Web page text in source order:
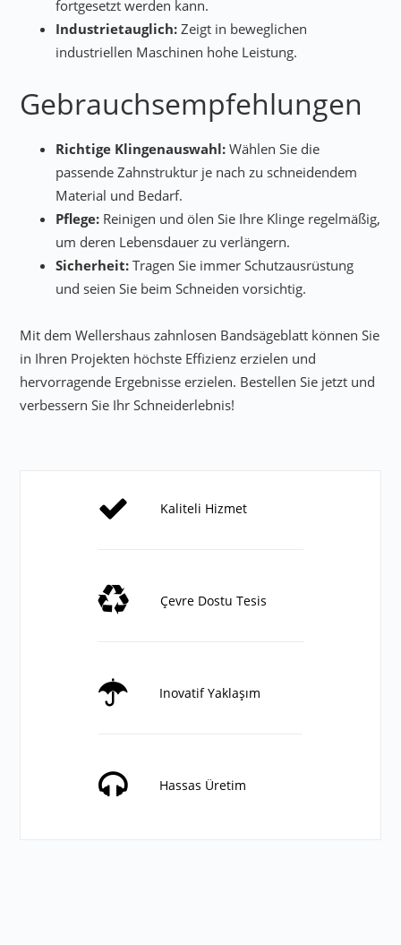
fortgesetzt werden kann.
Industrietauglich: Zeigt in beweglichen
industriellen Maschinen hohe Leistung.
Gebrauchsempfehlungen
Richtige Klingenauswahl: Wählen Sie die
passende Zahnstruktur je nach zu schneidendem
Material und Bedarf.
Pflege: Reinigen und ölen Sie Ihre Klinge regelmäßig,
um deren Lebensdauer zu verlängern.
Sicherheit: Tragen Sie immer Schutzausrüstung
und seien Sie beim Schneiden vorsichtig.
Mit dem Wellershaus zahnlosen Bandsägeblatt können Sie
in Ihren Projekten höchste Effizienz erzielen und
hervorragende Ergebnisse erzielen. Bestellen Sie jetzt und
verbessern Sie Ihr Schneiderlebnis!
Kaliteli Hizmet
Çevre Dostu Tesis
Inovatif Yaklaşım
Hassas Üretim